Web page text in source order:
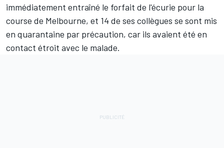
immédiatement entraîné le forfait de l'écurie pour la
course de Melbourne, et 14 de ses collègues se sont mis
en quarantaine par précaution, car ils avaient été en
contact étroit avec le malade.